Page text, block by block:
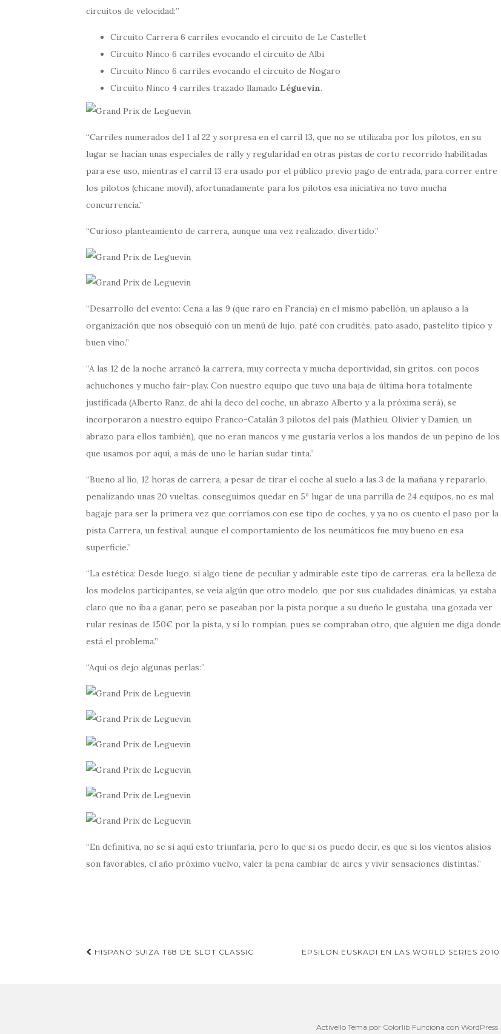
circuitos de velocidad:
Circuito Carrera 6 carriles evocando el circuito de Le Castellet
Circuito Ninco 6 carriles evocando el circuito de Albi
Circuito Ninco 6 carriles evocando el circuito de Nogaro
Circuito Ninco 4 carriles trazado llamado Léguevin.
Carriles numerados del 1 al 22 y sorpresa en el carril 13, que no se utilizaba por los pilotos, en su
lugar se hacían unas especiales de rally y regularidad en otras pistas de corto recorrido habilitadas
para ese uso, mientras el carril 13 era usado por el público previo pago de entrada, para correr entre
los pilotos (chicane movil), afortunadamente para los pilotos esa iniciativa no tuvo mucha
concurrencia.
Curioso planteamiento de carrera, aunque una vez realizado, divertido.
Desarrollo del evento: Cena a las 9 (que raro en Francia) en el mismo pabellón, un aplauso a la
organización que nos obsequió con un menú de lujo, paté con crudités, pato asado, pastelito típico y
buen vino.
A las 12 de la noche arrancó la carrera, muy correcta y mucha deportividad, sin gritos, con pocos
achuchones y mucho fair-play. Con nuestro equipo que tuvo una baja de última hora totalmente
justificada (Alberto Ranz, de ahí la deco del coche, un abrazo Alberto y a la próxima será), se
incorporaron a nuestro equipo Franco-Catalán 3 pilotos del país (Mathieu, Olivier y Damien, un
abrazo para ellos también), que no eran mancos y me gustaría verlos a los mandos de un pepino de los
que usamos por aquí, a más de uno le harían sudar tinta.
Bueno al lio, 12 horas de carrera, a pesar de tirar el coche al suelo a las 3 de la mañana y repararlo,
penalizando unas 20 vueltas, conseguimos quedar en 5º lugar de una parrilla de 24 equipos, no es mal
bagaje para ser la primera vez que corríamos con ese tipo de coches, y ya no os cuento el paso por la
pista Carrera, un festival, aunque el comportamiento de los neumáticos fue muy bueno en esa
superficie.
La estética: Desde luego, si algo tiene de peculiar y admirable este tipo de carreras, era la belleza de
los modelos participantes, se veía algún que otro modelo, que por sus cualidades dinámicas, ya estaba
claro que no iba a ganar, pero se paseaban por la pista porque a su dueño le gustaba, una gozada ver
rular resinas de 150€ por la pista, y si lo rompían, pues se compraban otro, que alguien me diga donde
está el problema.
Aquí os dejo algunas perlas:
En definitiva, no se si aquí esto triunfaría, pero lo que si os puedo decir, es que si los vientos alisios
son favorables, el año próximo vuelvo, valer la pena cambiar de aires y vivir sensaciones distintas.
Navegación
HISPANO SUIZA T68 DE SLOT CLASSIC EPSILON EUSKADI EN LAS WORLD SERIES 2010
Activello Tema por Colorlib Funciona con WordPress